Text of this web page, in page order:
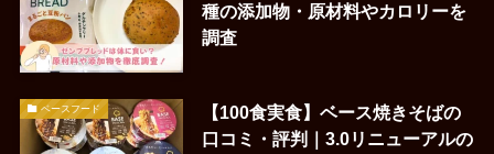
種の添加物・原材料やカロリーを
調査
ベースフード
【100食実食】ベース焼きそばの
口コミ・評判｜3.0リニューアルの